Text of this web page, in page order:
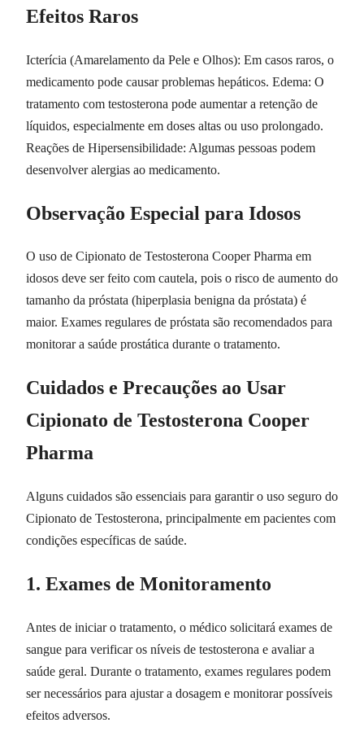
Efeitos Raros
Icterícia (Amarelamento da Pele e Olhos): Em casos raros, o
medicamento pode causar problemas hepáticos. Edema: O
tratamento com testosterona pode aumentar a retenção de
líquidos, especialmente em doses altas ou uso prolongado.
Reações de Hipersensibilidade: Algumas pessoas podem
desenvolver alergias ao medicamento.
Observação Especial para Idosos
O uso de Cipionato de Testosterona Cooper Pharma em
idosos deve ser feito com cautela, pois o risco de aumento do
tamanho da próstata (hiperplasia benigna da próstata) é
maior. Exames regulares de próstata são recomendados para
monitorar a saúde prostática durante o tratamento.
Cuidados e Precauções ao Usar
Cipionato de Testosterona Cooper
Pharma
Alguns cuidados são essenciais para garantir o uso seguro do
Cipionato de Testosterona, principalmente em pacientes com
condições específicas de saúde.
1. Exames de Monitoramento
Antes de iniciar o tratamento, o médico solicitará exames de
sangue para verificar os níveis de testosterona e avaliar a
saúde geral. Durante o tratamento, exames regulares podem
ser necessários para ajustar a dosagem e monitorar possíveis
efeitos adversos.